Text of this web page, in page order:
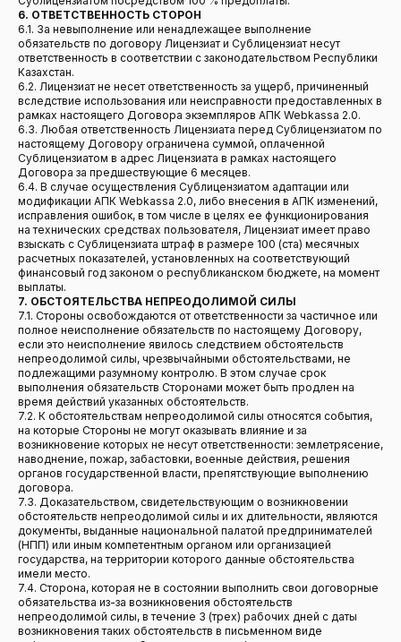
6. ОТВЕТСТВЕННОСТЬ СТОРОН
6.1. За невыполнение или ненадлежащее выполнение
обязательств по договору Лицензиат и Сублицензиат несут
ответственность в соответствии с законодательством Республики
Казахстан.
6.2. Лицензиат не несет ответственность за ущерб, причиненный
вследствие использования или неисправности предоставленных в
рамках настоящего Договора экземпляров АПК Webkassa 2.0.
6.3. Любая ответственность Лицензиата перед Сублицензиатом по
настоящему Договору ограничена суммой, оплаченной
Сублицензиатом в адрес Лицензиата в рамках настоящего
Договора за предшествующие 6 месяцев.
6.4. В случае осуществления Сублицензиатом адаптации или
модификации АПК Webkassa 2.0, либо внесения в АПК изменений,
исправления ошибок, в том числе в целях ее функционирования
на технических средствах пользователя, Лицензиат имеет право
взыскать с Сублицензиата штраф в размере 100 (ста) месячных
расчетных показателей, установленных на соответствующий
финансовый год законом о республиканском бюджете, на момент
выплаты.
7. ОБСТОЯТЕЛЬСТВА НЕПРЕОДОЛИМОЙ СИЛЫ
7.1. Стороны освобождаются от ответственности за частичное или
полное неисполнение обязательств по настоящему Договору,
если это неисполнение явилось следствием обстоятельств
непреодолимой силы, чрезвычайными обстоятельствами, не
подлежащими разумному контролю. В этом случае срок
выполнения обязательств Сторонами может быть продлен на
время действий указанных обстоятельств.
7.2. К обстоятельствам непреодолимой силы относятся события,
на которые Стороны не могут оказывать влияние и за
возникновение которых не несут ответственности: землетрясение,
наводнение, пожар, забастовки, военные действия, решения
органов государственной власти, препятствующие выполнению
договора.
7.3. Доказательством, свидетельствующим о возникновении
обстоятельств непреодолимой силы и их длительности, являются
документы, выданные национальной палатой предпринимателей
(НПП) или иным компетентным органом или организацией
государства, на территории которого данные обстоятельства
имели место.
7.4. Сторона, которая не в состоянии выполнить свои договорные
обязательства из-за возникновения обстоятельств
непреодолимой силы, в течение 3 (трех) рабочих дней с даты
возникновения таких обстоятельств в письменном виде
info@ipmart.kz
+7 (701) 538-11-50
Социальные сети:
Контакты:
Контакты
Преимущества
Инструкция регистрации кассы и офд
Интеграции
1С Webkassa
Мобильная касса
Навигация по сайту: